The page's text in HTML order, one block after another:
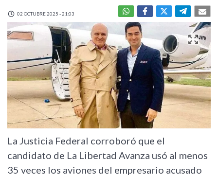
02 OCTUBRE 2025 - 21:03
La Justicia Federal corroboró que el
candidato de La Libertad Avanza usó al menos
35 veces los aviones del empresario acusado